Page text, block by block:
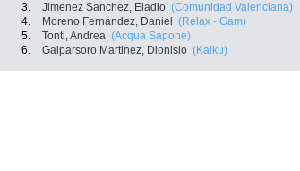
3.
Jimenez Sanchez, Eladio (Comunidad Valenciana)
4.
Moreno Fernandez, Daniel (Relax - Gam)
5.
Tonti, Andrea (Acqua Sapone)
6.
Galparsoro Martinez, Dionisio (Kaiku)